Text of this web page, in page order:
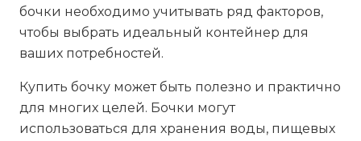
бочки необходимо учитывать ряд факторов,
чтобы выбрать идеальный контейнер для
ваших потребностей.
Купить бочку может быть полезно и практично
для многих целей. Бочки могут
использоваться для хранения воды, пищевых